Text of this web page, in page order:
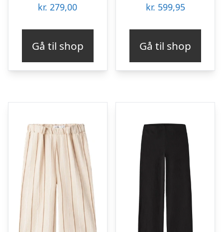
kr. 279,00
Gå til shop
kr. 599,95
Gå til shop